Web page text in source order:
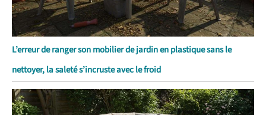
L’erreur de ranger son mobilier de jardin en plastique sans le
nettoyer, la saleté s’incruste avec le froid